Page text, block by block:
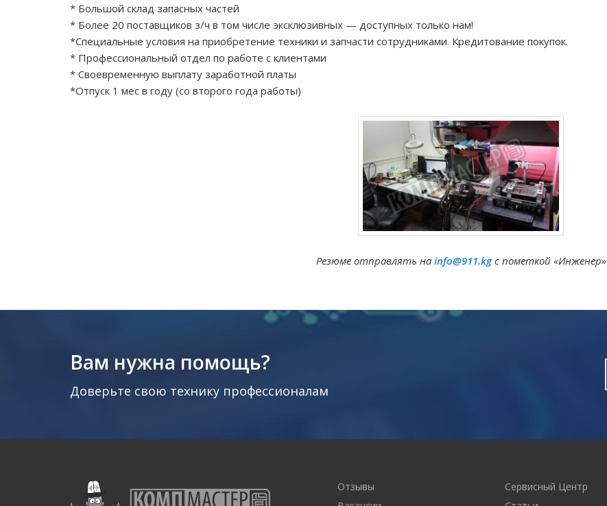
* Большой склад запасных частей
* Более 20 поставщиков з/ч в том числе эксклюзивных — доступных только нам!
*Специальные условия на приобретение техники и запчасти сотрудниками. Кредитование покупок.
* Профессиональный отдел по работе с клиентами
* Своевременную выплату заработной платы
*Отпуск 1 мес в году (со второго года работы)
Резюме отправлять на info@911.kgс пометкой «Инженер»
Вам нужна помощь?
Доверьте свою технику профессионалам
Отзывы
Сервисный Центр